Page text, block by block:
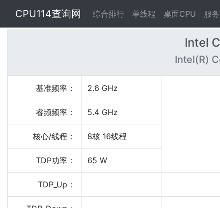
CPU114查询网 综合排行 单线程 桌面CPU 服
Intel
Intel(R)
基准频率： 2.6 GHz
睿频频率： 5.4 GHz
核心/线程： 8核 16线程
TDP功率： 65 W
TDP_Up：